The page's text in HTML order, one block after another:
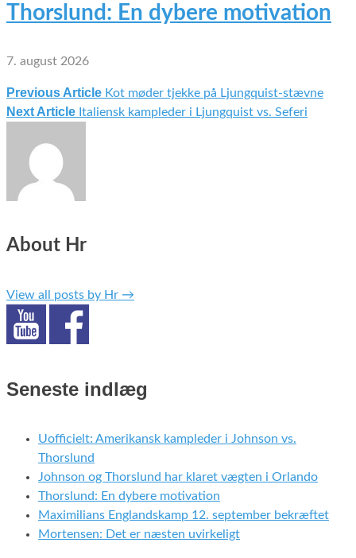
Thorslund: En dybere motivation
7. august 2026
Indlægsnavigation
Previous Article Kot møder tjekke på Ljungquist-stævne
Next Article Italiensk kampleder i Ljungquist vs. Seferi
About Hr
View all posts by Hr →
Seneste indlæg
Uofficielt: Amerikansk kampleder i Johnson vs.
Thorslund
Johnson og Thorslund har klaret vægten i Orlando
Thorslund: En dybere motivation
Maximilians Englandskamp 12. september bekræftet
Mortensen: Det er næsten uvirkeligt